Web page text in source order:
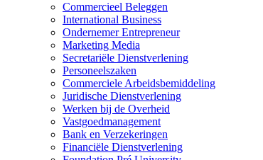
Commercieel Beleggen
International Business
Ondernemer Entrepreneur
Marketing Media
Secretariële Dienstverlening
Personeelszaken
Commerciele Arbeidsbemiddeling
Juridische Dienstverlening
Werken bij de Overheid
Vastgoedmanagement
Bank en Verzekeringen
Financiële Dienstverlening